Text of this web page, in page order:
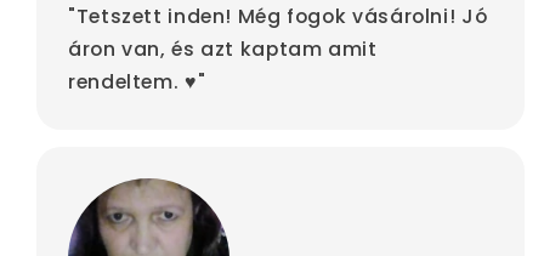
"Tetszett inden! Még fogok vásárolni! Jó
áron van, és azt kaptam amit
rendeltem. ♥"